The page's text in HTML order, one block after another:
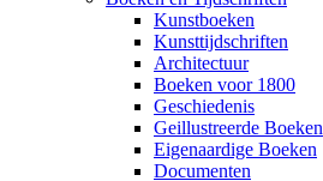
Kunstboeken
Kunsttijdschriften
Architectuur
Boeken voor 1800
Geschiedenis
Geillustreerde Boeken
Eigenaardige Boeken
Documenten